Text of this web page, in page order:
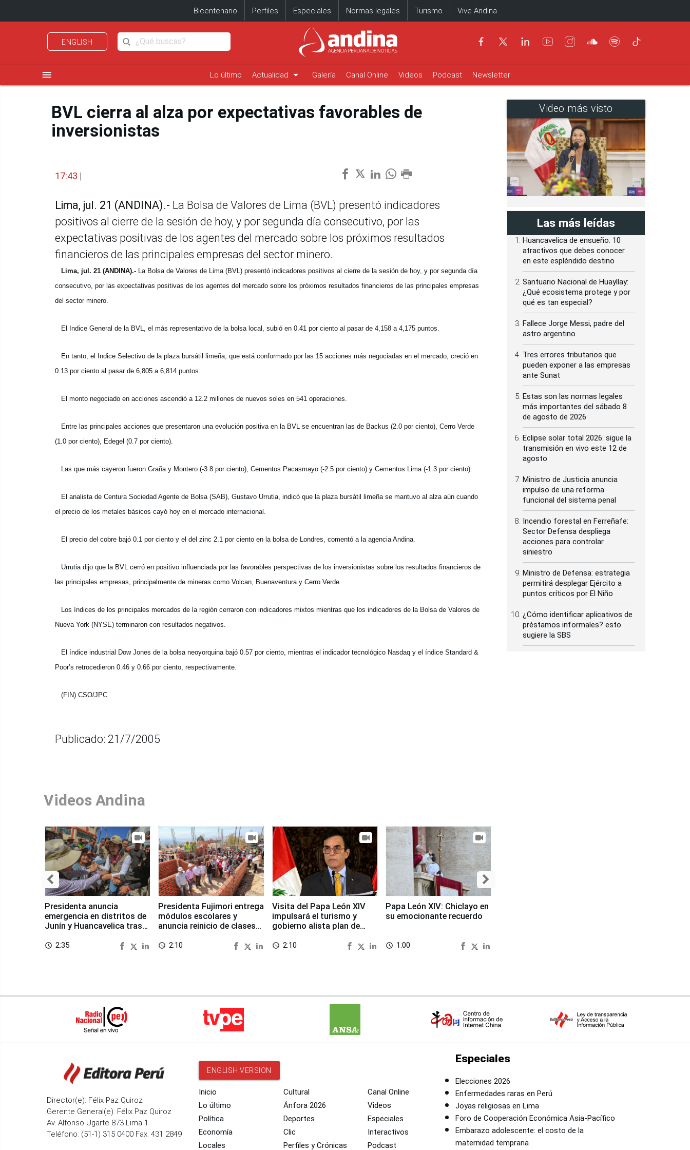
Bicentenario Perfiles Especiales Normas legales Turismo Vive Andina
ENGLISH
menu Lo último Actualidad arrow_drop_down Galería Canal Online Videos Podcast Newsletter
BVL cierra al alza por expectativas favorables de
inversionistas
17:43 |
Lima, jul. 21 (ANDINA).- La Bolsa de Valores de Lima (BVL) presentó indicadores
positivos al cierre de la sesión de hoy, y por segunda día consecutivo, por las
expectativas positivas de los agentes del mercado sobre los próximos resultados
financieros de las principales empresas del sector minero.
Lima, jul. 21 (ANDINA).- La Bolsa de Valores de Lima (BVL) presentó indicadores positivos al cierre de la sesión de hoy, y por segunda día
consecutivo, por las expectativas positivas de los agentes del mercado sobre los próximos resultados financieros de las principales empresas
del sector minero.
El Indice General de la BVL, el más representativo de la bolsa local, subió en 0.41 por ciento al pasar de 4,158 a 4,175 puntos.
En tanto, el Indice Selectivo de la plaza bursátil limeña, que está conformado por las 15 acciones más negociadas en el mercado, creció en
0.13 por ciento al pasar de 6,805 a 6,814 puntos.
El monto negociado en acciones ascendió a 12.2 millones de nuevos soles en 541 operaciones.
Entre las principales acciones que presentaron una evolución positiva en la BVL se encuentran las de Backus (2.0 por ciento), Cerro Verde
(1.0 por ciento), Edegel (0.7 por ciento).
Las que más cayeron fueron Graña y Montero (-3.8 por ciento), Cementos Pacasmayo (-2.5 por ciento) y Cementos Lima (-1.3 por ciento).
El analista de Centura Sociedad Agente de Bolsa (SAB), Gustavo Urrutia, indicó que la plaza bursátil limeña se mantuvo al alza aún cuando
el precio de los metales básicos cayó hoy en el mercado internacional.
El precio del cobre bajó 0.1 por ciento y el del zinc 2.1 por ciento en la bolsa de Londres, comentó a la agencia Andina.
Urrutia dijo que la BVL cerró en positivo influenciada por las favorables perspectivas de los inversionistas sobre los resultados financieros de
las principales empresas, principalmente de mineras como Volcan, Buenaventura y Cerro Verde.
Los índices de los principales mercados de la región cerraron con indicadores mixtos mientras que los indicadores de la Bolsa de Valores de
Nueva York (NYSE) terminaron con resultados negativos.
El índice industrial Dow Jones de la bolsa neoyorquina bajó 0.57 por ciento, mientras el indicador tecnológico Nasdaq y el índice Standard &
Poor’s retrocedieron 0.46 y 0.66 por ciento, respectivamente.
(FIN) CSO/JPC
Publicado: 21/7/2005
Videos Andina
Presidenta anuncia
emergencia en distritos de
Junín y Huancavelica tras
access_time 2:35
Presidenta Fujimori entrega
módulos escolares y
anuncia reinicio de clases
access_time 2:10
Visita del Papa León XIV
impulsará el turismo y
gobierno alista plan de
access_time 2:10
Papa León XIV: Chiclayo en
su emocionante recuerdo
access_time 1:00
Video más visto
Las más leídas
Huancavelica de ensueño: 10
atractivos que debes conocer
en este espléndido destino
Santuario Nacional de Huayllay:
¿Qué ecosistema protege y por
qué es tan especial?
Fallece Jorge Messi, padre del
astro argentino
Tres errores tributarios que
pueden exponer a las empresas
ante Sunat
Estas son las normas legales
más importantes del sábado 8
de agosto de 2026
Eclipse solar total 2026: sigue la
transmisión en vivo este 12 de
agosto
Ministro de Justicia anuncia
impulso de una reforma
funcional del sistema penal
Incendio forestal en Ferreñafe:
Sector Defensa despliega
acciones para controlar
siniestro
Ministro de Defensa: estrategia
permitirá desplegar Ejército a
puntos críticos por El Niño
¿Cómo identificar aplicativos de
préstamos informales? esto
sugiere la SBS
Director(e): Félix Paz Quiroz
Gerente General(e): Félix Paz Quiroz
Av. Alfonso Ugarte 873 Lima 1
Teléfono: (51-1) 315 0400 Fax: 431 2849
ENGLISH VERSION
Inicio
Lo último
Política
Economía
Locales
Cultural
Ánfora 2026
Deportes
Clic
Perfiles y Crónicas
Canal Online
Videos
Especiales
Interactivos
Podcast
Especiales
Elecciones 2026
Enfermedades raras en Perú
Joyas religiosas en Lima
Foro de Cooperación Económica Asia-Pacífico
Embarazo adolescente: el costo de la
maternidad temprana